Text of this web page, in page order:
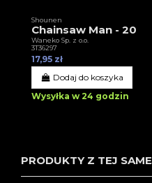
Shounen
Chainsaw Man - 20
Waneko Sp. z o.o.
3T36297
17,95 zł
Dodaj do koszyka
Wysyłka w 24 godzin
PRODUKTY Z TEJ